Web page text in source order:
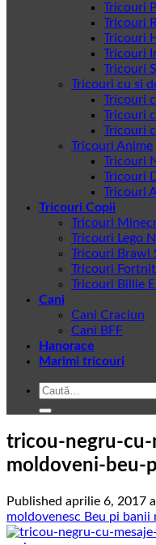
Tricouri
Tricouri
Tricouri
Tricouri
Tricouri
Tricouri cu si
Tricouri
Tricouri
Tricouri
Tricouri Anime
Tricouri
Tricouri
Tricouri
Tricouri Copii
Tricouri
Tricouri Lego
Tricouri Brawl
Tricouri
Tricouri Billie
Cani
Cani Craciun
Cani BFF
Hanorace
Marimi tricouri
Caută
tricou-negru-cu-
moldoveni-beu-
Published aprilie 6, 2017
moldovenesc Beu pi banii